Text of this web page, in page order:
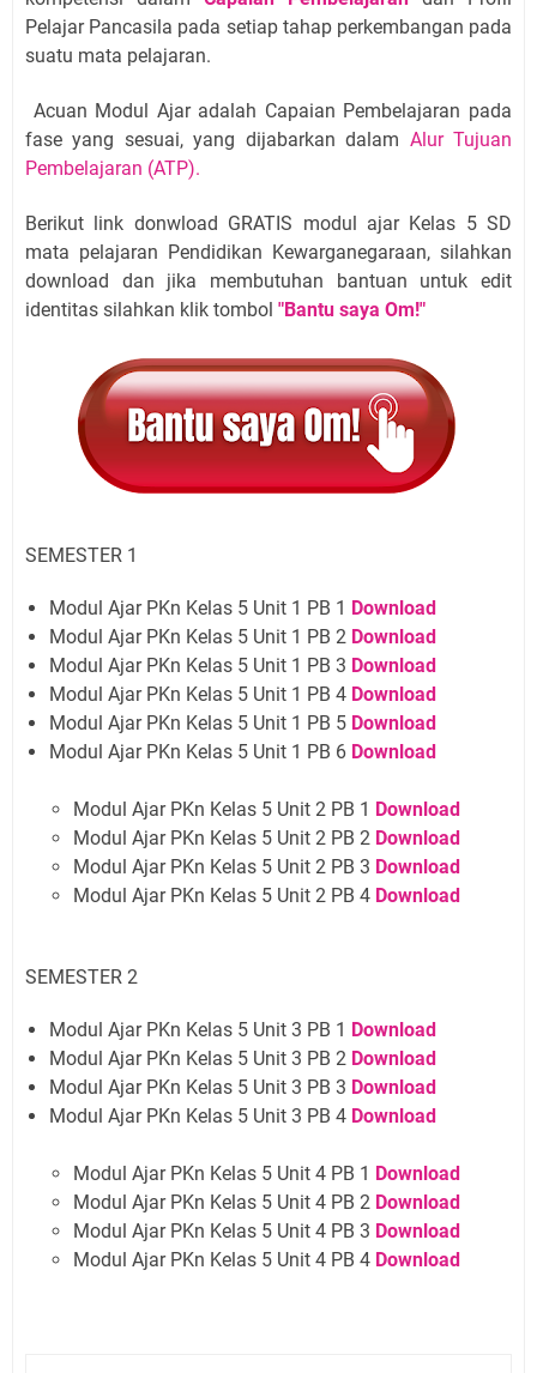
Pelajar Pancasila pada setiap tahap perkembangan pada
suatu mata pelajaran.
Acuan Modul Ajar adalah Capaian Pembelajaran pada
fase yang sesuai, yang dijabarkan dalam Alur Tujuan
Pembelajaran (ATP).
Berikut link donwload GRATIS modul ajar Kelas 5 SD
mata pelajaran Pendidikan Kewarganegaraan, silahkan
download dan jika membutuhan bantuan untuk edit
identitas silahkan klik tombol "Bantu saya Om!"
SEMESTER 1
Modul Ajar PKn Kelas 5 Unit 1 PB 1 Download
Modul Ajar PKn Kelas 5 Unit 1 PB 2 Download
Modul Ajar PKn Kelas 5 Unit 1 PB 3 Download
Modul Ajar PKn Kelas 5 Unit 1 PB 4 Download
Modul Ajar PKn Kelas 5 Unit 1 PB 5 Download
Modul Ajar PKn Kelas 5 Unit 1 PB 6 Download
Modul Ajar PKn Kelas 5 Unit 2 PB 1 Download
Modul Ajar PKn Kelas 5 Unit 2 PB 2 Download
Modul Ajar PKn Kelas 5 Unit 2 PB 3 Download
Modul Ajar PKn Kelas 5 Unit 2 PB 4 Download
SEMESTER 2
Modul Ajar PKn Kelas 5 Unit 3 PB 1 Download
Modul Ajar PKn Kelas 5 Unit 3 PB 2 Download
Modul Ajar PKn Kelas 5 Unit 3 PB 3 Download
Modul Ajar PKn Kelas 5 Unit 3 PB 4 Download
Modul Ajar PKn Kelas 5 Unit 4 PB 1 Download
Modul Ajar PKn Kelas 5 Unit 4 PB 2 Download
Modul Ajar PKn Kelas 5 Unit 4 PB 3 Download
Modul Ajar PKn Kelas 5 Unit 4 PB 4 Download